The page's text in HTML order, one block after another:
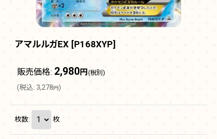
アマルルガEX [P168XYP]
販売価格: 2,980 円 (税別)
(税込: 3,278円)
枚数: 枚